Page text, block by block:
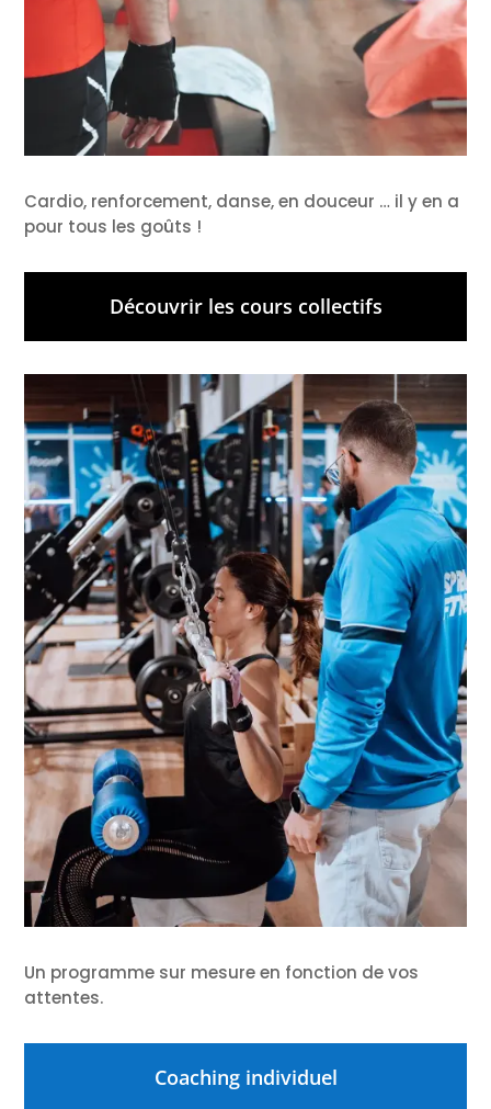
Cardio, renforcement, danse, en douceur … il y en a
pour tous les goûts !
Découvrir les cours collectifs
Un programme sur mesure en fonction de vos
attentes.
Coaching individuel